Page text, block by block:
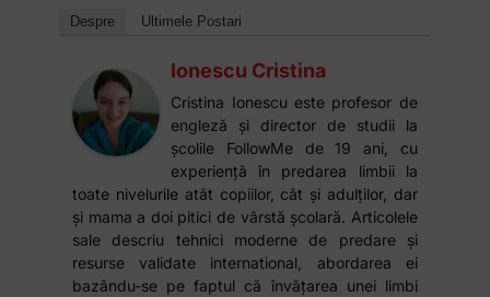
Despre Ultimele Postari
Ionescu Cristina
Cristina Ionescu este profesor de
engleză și director de studii la
școlile FollowMe de 19 ani, cu
experiență în predarea limbii la
toate nivelurile atât copiilor, cât și adulților, dar
și mama a doi pitici de vârstă școlară. Articolele
sale descriu tehnici moderne de predare și
resurse validate international, abordarea ei
bazându-se pe faptul că învățarea unei limbi